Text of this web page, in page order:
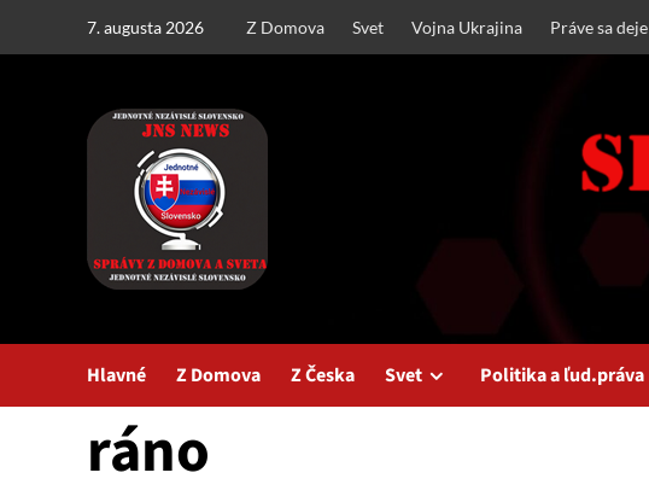
7. augusta 2026 Z Domova Svet Vojna Ukrajina Práve sa deje
Hlavné Z Domova Z Česka Svet Politika a ľud.práva
ráno